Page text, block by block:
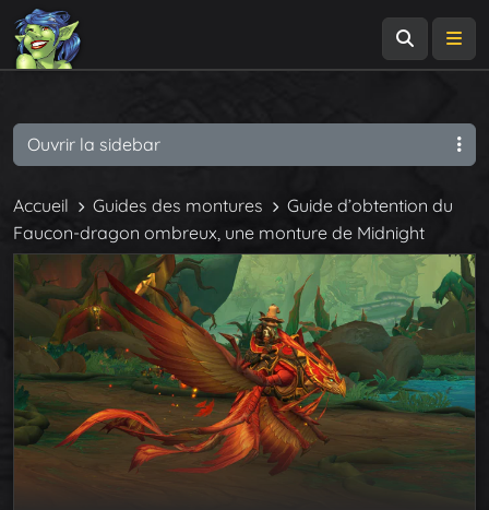
Accueil Guides des montures
Guide d’obtention du
Faucon-dragon ombreux, une monture de Midnight
Ouvrir la sidebar